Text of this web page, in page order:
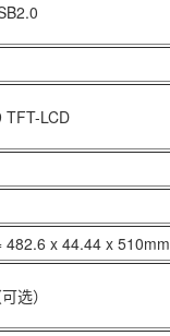
TFT-LCD
482.6 x 44.44 x 510mm
选）